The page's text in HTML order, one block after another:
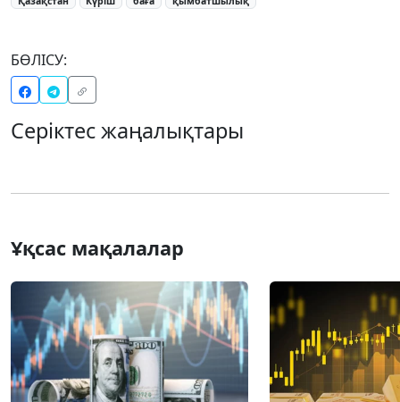
БӨЛІСУ:
Серіктес жаңалықтары
Ұқсас мақалалар